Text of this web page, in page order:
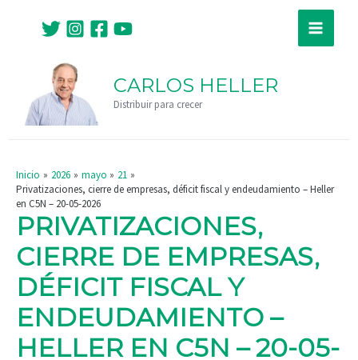
contenido
Main
CARLOS HELLER
Distribuir para crecer
Inicio 2026 mayo
21
Privatizaciones, cierre de empresas, déficit fiscal y endeudamiento – Heller
en C5N – 20-05-2026
PRIVATIZACIONES,
CIERRE DE EMPRESAS,
DÉFICIT FISCAL Y
ENDEUDAMIENTO –
HELLER EN C5N – 20-05-
entradas